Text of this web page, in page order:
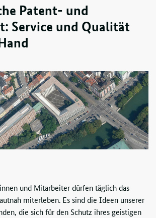
Patent- und
Service und Qualität
und Mitarbeiter dürfen täglich das
miterleben. Es sind die Ideen unserer
die sich für den Schutz ihres geistigen